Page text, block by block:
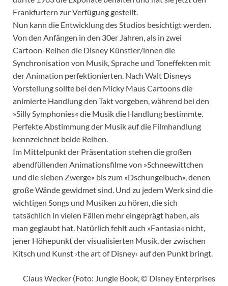
Frankfurtern zur Verfügung gestellt.
Nun kann die Entwicklung des Studios besichtigt werden.
Von den Anfängen in den 30er Jahren, als in zwei
Cartoon-Reihen die Disney Künstler/innen die
Synchronisation von Musik, Sprache und Toneffekten mit
der Animation perfektionierten. Nach Walt Disneys
Vorstellung sollte bei den Micky Maus Cartoons die
animierte Handlung den Takt vorgeben, während bei den
»Silly Symphonies« die Musik die Handlung bestimmte.
Perfekte Abstimmung der Musik auf die Filmhandlung
kennzeichnet beide Reihen.
Im Mittelpunkt der Präsentation stehen die großen
abendfüllenden Animationsfilme von »Schneewittchen
und die sieben Zwerge« bis zum »Dschungelbuch«, denen
große Wände gewidmet sind. Und zu jedem Werk sind die
wichtigen Songs und Musiken zu hören, die sich
tatsächlich in vielen Fällen mehr eingeprägt haben, als
man geglaubt hat. Natürlich fehlt auch »Fantasia« nicht,
jener Höhepunkt der visualisierten Musik, der zwischen
Kitsch und Kunst ›the art of Disney‹ auf den Punkt bringt.
Claus Wecker (Foto: Jungle Book, © Disney Enterprises